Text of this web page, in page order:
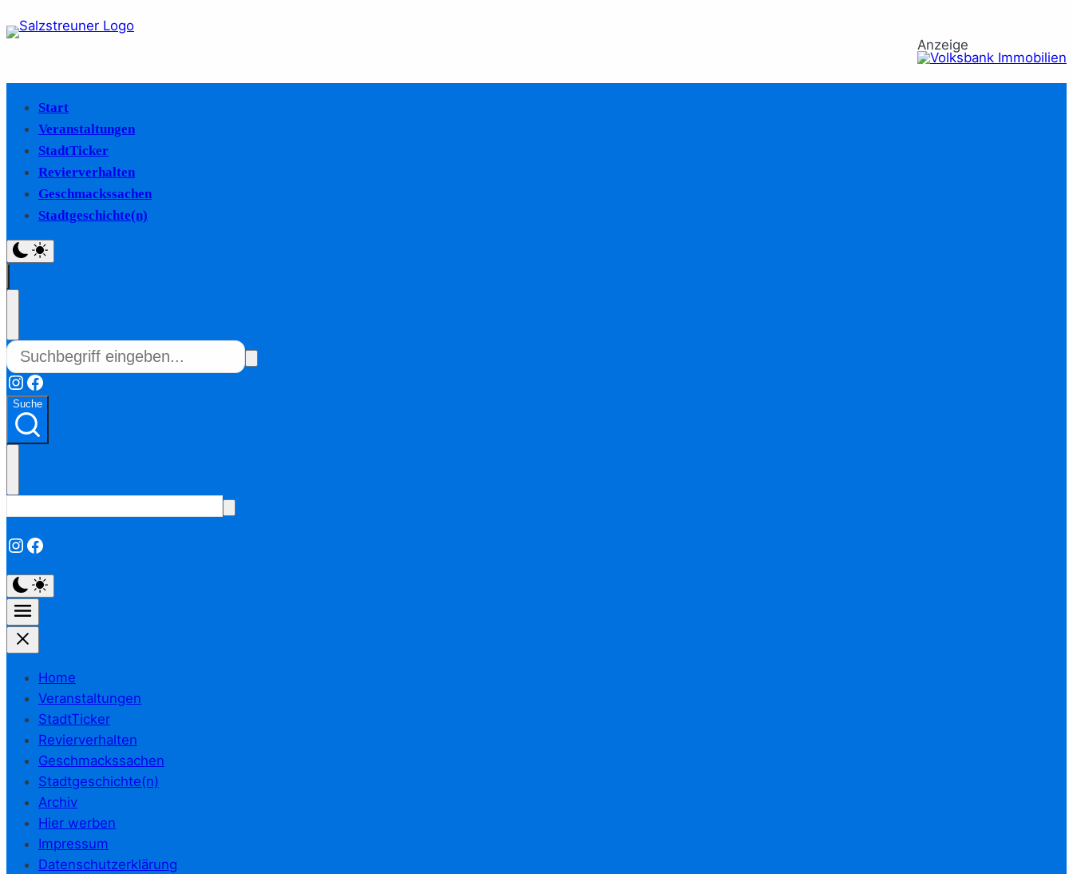
Anzeige
Start
Veranstaltungen
StadtTicker
Revierverhalten
Geschmackssachen
Stadtgeschichte(n)
Instagram
Facebook
Suche
Instagram
Facebook
Home
Veranstaltungen
StadtTicker
Revierverhalten
Geschmackssachen
Stadtgeschichte(n)
Archiv
Hier werben
Impressum
Datenschutzerklärung